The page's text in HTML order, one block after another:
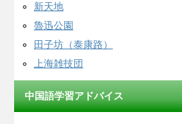
新天地
魯迅公園
田子坊（泰康路）
上海雑技団
中国語学習アドバイス